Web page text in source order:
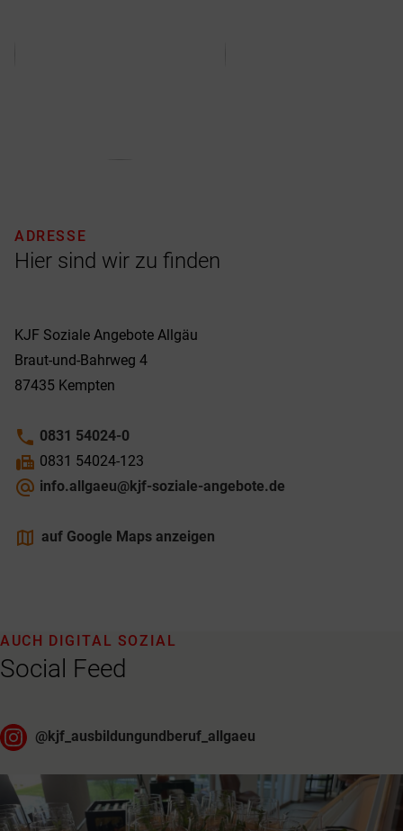
Hier sind wir zu finden
ADRESSE
KJF Soziale Angebote Allgäu
Braut-und-Bahrweg 4
87435 Kempten
phone 0831 54024-0
fax 0831 54024-123
alternate_email info.allgaeu@kjf-soziale-angebote.de
mapsauf Google Maps anzeigen
Social Feed
AUCH DIGITAL SOZIAL
@kjf_ausbildungundberuf_allgaeu